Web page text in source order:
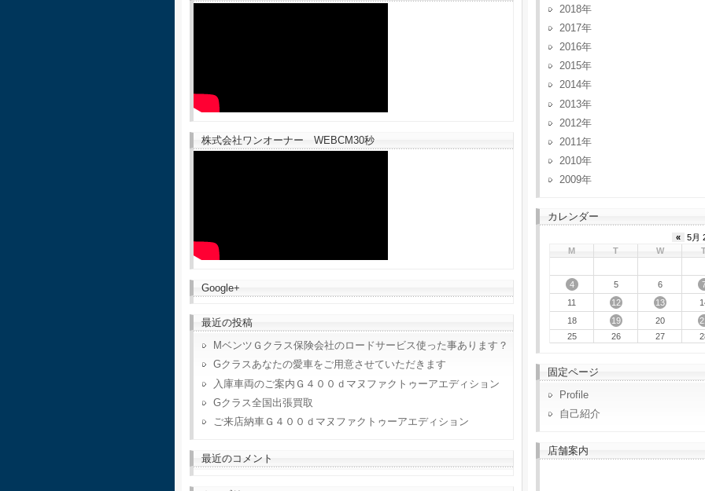
株式会社ワンオーナー WEBCM30秒
Google+
最近の投稿
MベンツＧクラス保険会社のロードサービス使った事あります？
Gクラスあなたの愛車をご用意させていただきます
入庫車両のご案内Ｇ４００ｄマヌファクトゥーアエディション
Gクラス全国出張買取
ご来店納車Ｇ４００ｄマヌファクトゥーアエディション
最近のコメント
2018
2017
2016
2015
2014
2013
2012
2011
2010
2009
カレンダー
« 5月
M
T W
4
5 6
11
12 13
18
19 20
25
26 27
固定ページ
Profile
自己紹介
店舗案内